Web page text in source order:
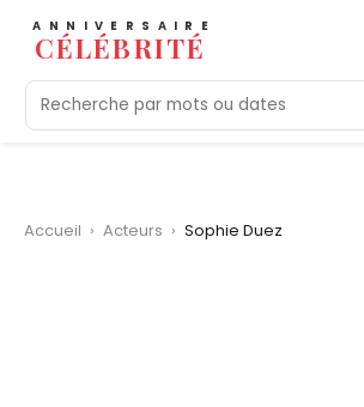
ANNIVERSAIRE
CÉLÉBRITÉ
Aujourd'hui Tendances
Accueil › Acteurs › Sophie Duez